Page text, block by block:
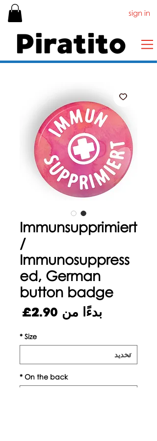
sign in
Immunsupprimiert
/
Immunosuppress
ed, German
button badge
بدءًا من 2.90£
Size
*
On the back
*